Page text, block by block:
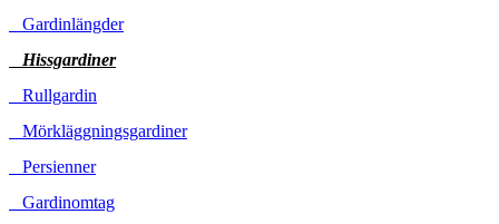
Gardinlängder
Hissgardiner
Rullgardin
Mörkläggningsgardiner
Persienner
Gardinomtag